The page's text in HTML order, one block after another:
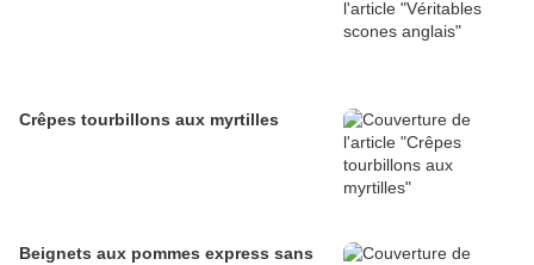
Crêpes tourbillons aux myrtilles
Beignets aux pommes express sans